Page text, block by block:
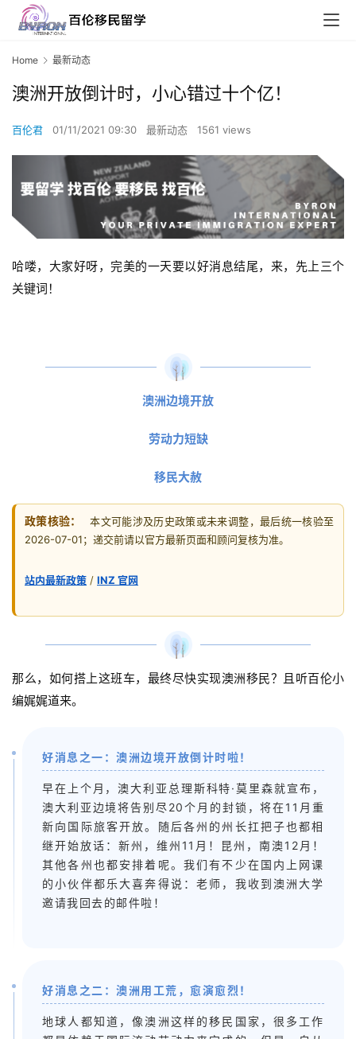
Home 最新动态
澳洲开放倒计时，小心错过十个亿！
百伦君 01/11/2021 09:30 最新动态 1561 views
哈喽，大家好呀，完美的一天要以好消息结尾，来，先上三个
关键词！
澳洲边境开放
劳动力短缺
移民大赦
政策核验：
本文可能涉及历史政策或未来调整，最后统一核验至
2026-07-01；递交前请以官方最新页面和顾问复核为准。
站内最新政策 / INZ 官网
那么，如何搭上这班车，最终尽快实现澳洲移民？且听百伦小
编娓娓道来。
好消息之一：澳洲边境开放倒计时啦！
早在上个月，澳大利亚总理斯科特·莫里森就宣布，
澳大利亚边境将告别尽20个月的封锁，将在11月重
新向国际旅客开放。随后各州的州长扛把子也都相
继开始放话：新州，维州11月！昆州，南澳12月！
其他各州也都安排着呢。我们有不少在国内上网课
的小伙伴都乐大喜奔得说：老师，我收到澳洲大学
邀请我回去的邮件啦！
好消息之二：澳洲用工荒，愈演愈烈！
地球人都知道，像澳洲这样的移民国家，很多工作